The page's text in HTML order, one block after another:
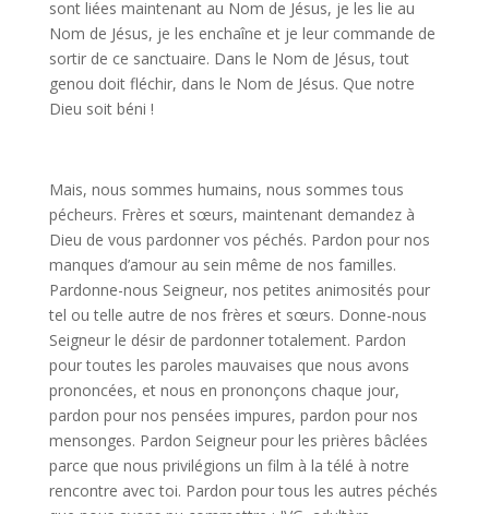
sont liées maintenant au Nom de Jésus, je les lie au
Nom de Jésus, je les enchaîne et je leur commande de
sortir de ce sanctuaire. Dans le Nom de Jésus, tout
genou doit fléchir, dans le Nom de Jésus. Que notre
Dieu soit béni !
Mais, nous sommes humains, nous sommes tous
pécheurs. Frères et sœurs, maintenant demandez à
Dieu de vous pardonner vos péchés. Pardon pour nos
manques d’amour au sein même de nos familles.
Pardonne-nous Seigneur, nos petites animosités pour
tel ou telle autre de nos frères et sœurs. Donne-nous
Seigneur le désir de pardonner totalement. Pardon
pour toutes les paroles mauvaises que nous avons
prononcées, et nous en prononçons chaque jour,
pardon pour nos pensées impures, pardon pour nos
mensonges. Pardon Seigneur pour les prières bâclées
parce que nous privilégions un film à la télé à notre
rencontre avec toi. Pardon pour tous les autres péchés